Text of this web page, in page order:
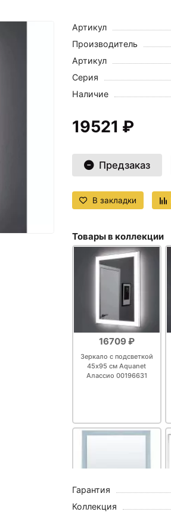
Артикул
Производитель
Артикул
Серия
Наличие
19521 ₽
Предзаказ
В закладки
Товары в коллекции
16709 ₽
Зеркало с подсветкой
45х95 см Aquanet
Алассио 00196631
Гарантия
Коллекция